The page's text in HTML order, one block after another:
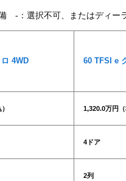
：選択不可、またはディーラ
4WD 60 TFSI e
1,320.0万円（
4ドア
2列